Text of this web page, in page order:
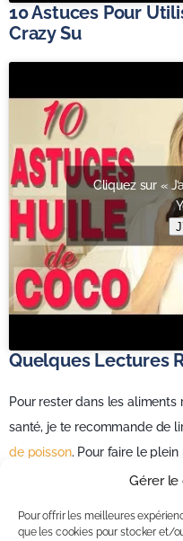
Gérer
Pour offrir les meilleures
que les cookies pour stocker et/
10 Astuces Pour
Crazy Su
Cliquez sur «
Quelques Lectures
Pour rester dans les
santé, je te recommande de
de poisson. Pour faire le
aussi de protéines, jette un
alimentation est la variété.